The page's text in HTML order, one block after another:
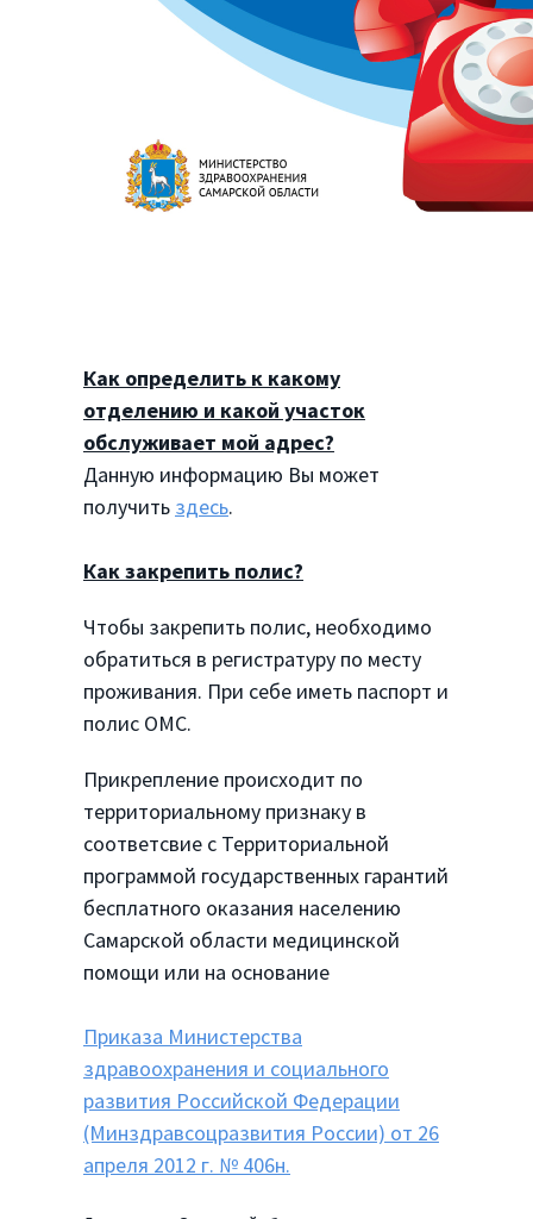
Как определить к какому
отделению и какой участок
обслуживает мой адрес?
Данную информацию Вы может
получить здесь.
Как закрепить полис?
Чтобы закрепить полис, необходимо
обратиться в регистратуру по месту
проживания. При себе иметь паспорт и
полис ОМС.
Прикрепление происходит по
территориальному признаку в
соответсвие с Территориальной
программой государственных гарантий
бесплатного оказания населению
Самарской области медицинской
помощи или на основание
Приказа Министерства
здравоохранения и социального
развития Российской Федерации
(Минздравсоцразвития России) от 26
апреля 2012 г. № 406н.